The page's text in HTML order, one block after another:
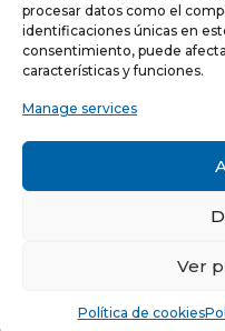
procesar datos como el
identificaciones únicas en
consentimiento, puede
características y funciones.
Manage services
Ver
Política de cookies
NEWSLETTER
Acepto recibir
C/ Louis Pasteur, 4 -
© Copyright 2021 -Aviso